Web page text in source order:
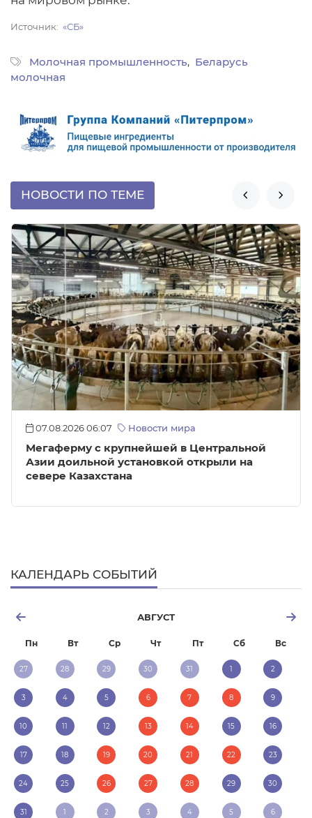
Источник «СБ»
Молочная промышленность
Беларусь
молочная
НОВОСТИ ПО ТЕМЕ  
07.08.2026 06:07 Новости мира
Мегаферму с крупнейшей в Центральной
Азии доильной установкой открыли на
севере Казахстана
КАЛЕНДАРЬ СОБЫТИЙ
АВГУСТ
Пн Вт Ср Чт Пт Сб Вс
27 28 29 30 31 2
3 4 5 6 7 8 9
10 12 13 14 15 16
17 18 19 20 21 22 23
24 25 26 27 28 29 30
31 2 3 4 5 6